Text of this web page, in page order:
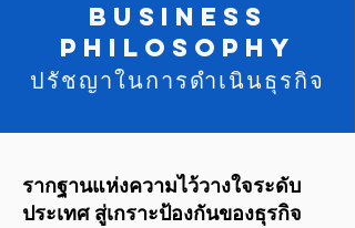
Business
philosophy
ปรัชญาในการดำเนินธุรกิจ
รากฐานแห่งความไว้วางใจระดับ
ประเทศ สู่เกราะป้องกันของธุรกิจ